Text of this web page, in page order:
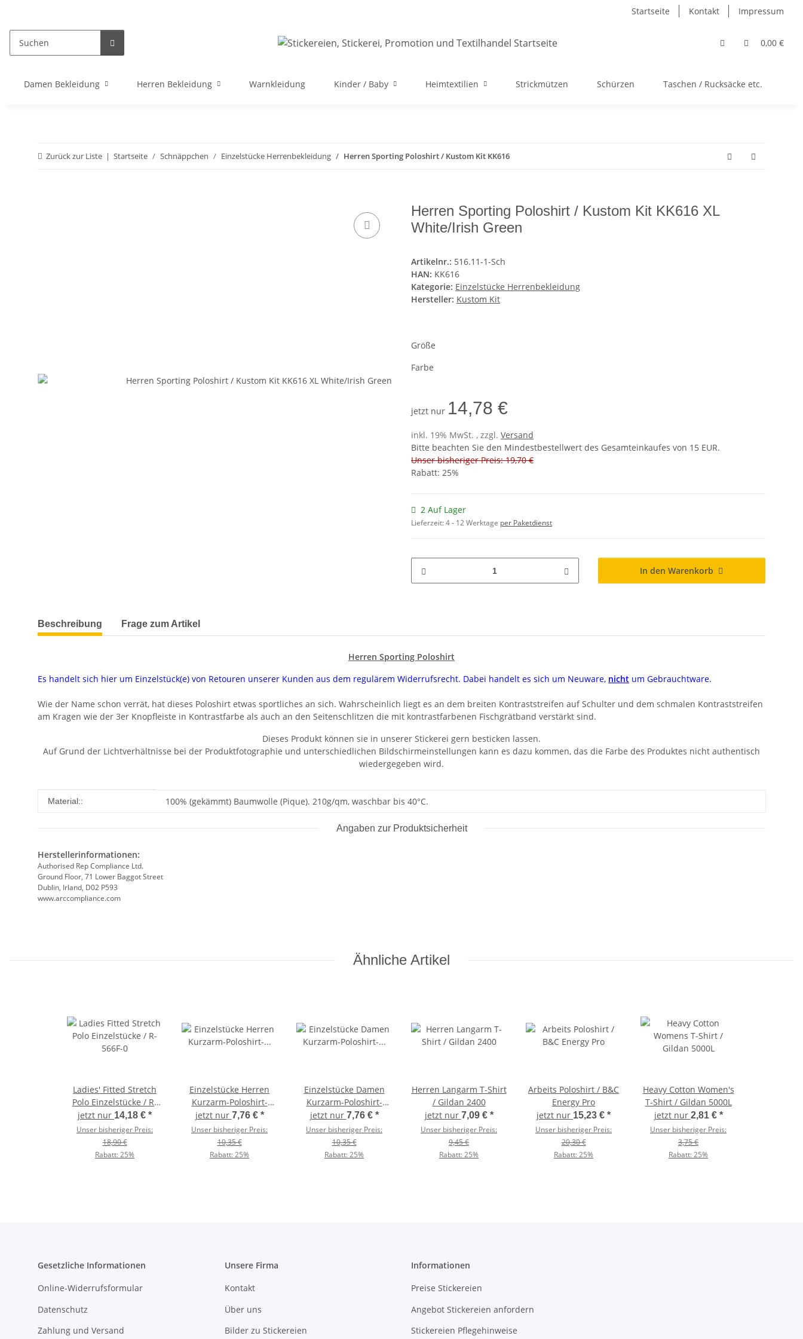
Startseite Kontakt Impressum
0,00 €
Damen Bekleidung Herren Bekleidung Warnkleidung Kinder / Baby Heimtextilien Strickmützen Schürzen Taschen / Rucksäcke etc.
Zurück zur Liste Startseite Schnäppchen Einzelstücke Herrenbekleidung Herren Sporting Poloshirt / Kustom Kit KK616
Herren Sporting Poloshirt / Kustom Kit KK616 XL
White/Irish Green
Artikelnr.: 516.11-1-Sch
HAN: KK616
Kategorie: Einzelstücke Herrenbekleidung
Hersteller: Kustom Kit
Größe
Farbe
jetzt nur 14,78 €
inkl. 19% MwSt. , zzgl. Versand
Bitte beachten Sie den Mindestbestellwert des Gesamteinkaufes von 15 EUR.
Unser bisheriger Preis: 19,70 €
Rabatt: 25%
2 Auf Lager
Lieferzeit:4 - 12 Werktage per Paketdienst
In den Warenkorb
weitere Registerkarten anzeigen
Beschreibung Frage zum Artikel
Herren Sporting Poloshirt
Es handelt sich hier um Einzelstück(e) von Retouren unserer Kunden aus dem regulärem Widerrufsrecht. Dabei handelt es sich um Neuware, nicht um Gebrauchtware.
Wie der Name schon verrät, hat dieses Poloshirt etwas sportliches an sich. Wahrscheinlich liegt es an dem breiten Kontraststreifen auf Schulter und dem schmalen Kontraststreifen
am Kragen wie der 3er Knopfleiste in Kontrastfarbe als auch an den Seitenschlitzen die mit kontrastfarbenen Fischgrätband verstärkt sind.
Dieses Produkt können sie in unserer Stickerei gern besticken lassen.
Auf Grund der Lichtverhältnisse bei der Produktfotographie und unterschiedlichen Bildschirmeinstellungen kann es dazu kommen, das die Farbe des Produktes nicht authentisch
wiedergegeben wird.
Produkteigenschaft
Wert
Material:: 100% (gekämmt) Baumwolle (Pique). 210g/qm, waschbar bis 40°C.
Angaben zur Produktsicherheit
Herstellerinformationen:
Authorised Rep Compliance Ltd.
Ground Floor, 71 Lower Baggot Street
Dublin, Irland, D02 P593
www.arccompliance.com
Ähnliche Artikel
Ladies' Fitted Stretch
Polo Einzelstücke / R-
566F-0
jetzt nur 14,18 € *
Unser bisheriger Preis:
18,90 €
Rabatt:25%
Einzelstücke Herren
Kurzarm-Poloshirt-
Baumwollpiqué /
Kariban K254
jetzt nur 7,76 € *
Unser bisheriger Preis:
10,35 €
Rabatt:25%
Einzelstücke Damen
Kurzarm-Poloshirt-
Baumwollpiqué /
Kariban K255
jetzt nur 7,76 € *
Unser bisheriger Preis:
10,35 €
Rabatt:25%
Herren Langarm T-Shirt
/ Gildan 2400
jetzt nur 7,09 € *
Unser bisheriger Preis:
9,45 €
Rabatt:25%
Arbeits Poloshirt / B&C
Energy Pro
jetzt nur 15,23 € *
Unser bisheriger Preis:
20,30 €
Rabatt:25%
Heavy Cotton Women's
T-Shirt / Gildan 5000L
jetzt nur 2,81 € *
Unser bisheriger Preis:
3,75 €
Rabatt:25%
Gesetzliche Informationen
Online-Widerrufsformular
Datenschutz
Zahlung und Versand
Unsere Firma
Kontakt
Über uns
Bilder zu Stickereien
Informationen
Preise Stickereien
Angebot Stickereien anfordern
Stickereien Pflegehinweise